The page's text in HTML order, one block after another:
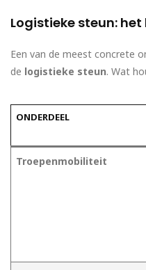
Logistieke steun:
Een van de meest concrete
de logistieke steun. Wat
ONDERDEEL
Troepenmobiliteit